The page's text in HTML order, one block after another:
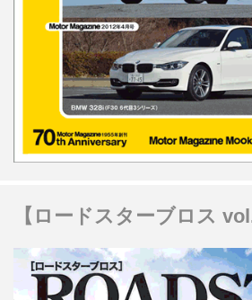
【ロードスターブロス